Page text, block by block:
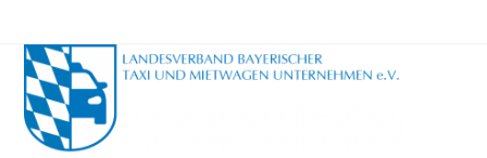
Inhalt
springen